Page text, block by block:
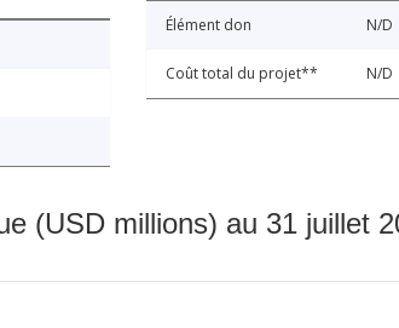
Élément don N/D
Coût total du projet** N/D
(USD millions) au 31 juillet